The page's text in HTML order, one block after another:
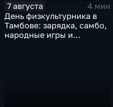
7 августа
4 мин
День физкультурника в
Тамбове: зарядка, самбо,
народные игры и